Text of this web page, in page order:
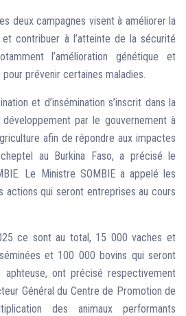
deux campagnes visent à améliorer la
contribuer à l’atteinte de la sécurité
l’amélioration génétique et
prévenir certaines maladies.
et d’insémination s’inscrit dans la
par le gouvernement à
afin de répondre aux impactes
au Burkina Faso, a précisé le
Le Ministre SOMBIE a appelé les
actions qui seront entreprises au cours
ce sont au total, 15 000 vaches et
et 100 000 bovins qui seront
ont précisé respectivement
Général du Centre de Promotion de
des animaux performants